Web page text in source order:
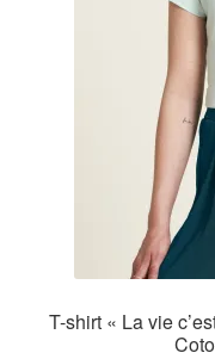
T-shirt « La vie